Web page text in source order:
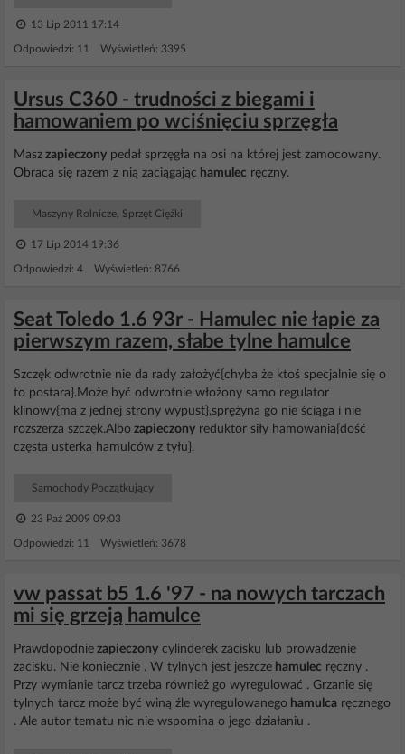
13 Lip 2011 17:14
Odpowiedzi: 11 Wyświetleń: 3395
Ursus C360 - trudności z biegami i
hamowaniem po wciśnięciu sprzęgła
Masz zapieczony pedał sprzęgła na osi na której jest zamocowany.
Obraca się razem z nią zaciągając hamulec ręczny.
Maszyny Rolnicze, Sprzęt Ciężki
17 Lip 2014 19:36
Odpowiedzi: 4 Wyświetleń: 8766
Seat Toledo 1.6 93r - Hamulec nie łapie za
pierwszym razem, słabe tylne hamulce
Szczęk odwrotnie nie da rady założyć{chyba że ktoś specjalnie się o
to postara}.Może być odwrotnie włożony samo regulator
klinowy{ma z jednej strony wypust},sprężyna go nie ściąga i nie
rozszerza szczęk.Albo zapieczony reduktor siły hamowania{dość
częsta usterka hamulców z tyłu}.
Samochody Początkujący
23 Paź 2009 09:03
Odpowiedzi: 11 Wyświetleń: 3678
vw passat b5 1.6 '97 - na nowych tarczach
mi się grzeją hamulce
Prawdopodnie zapieczony cylinderek zacisku lub prowadzenie
zacisku. Nie koniecznie . W tylnych jest jeszcze hamulec ręczny .
Przy wymianie tarcz trzeba również go wyregulować . Grzanie się
tylnych tarcz może być winą źle wyregulowanego hamulca ręcznego
. Ale autor tematu nic nie wspomina o jego działaniu .